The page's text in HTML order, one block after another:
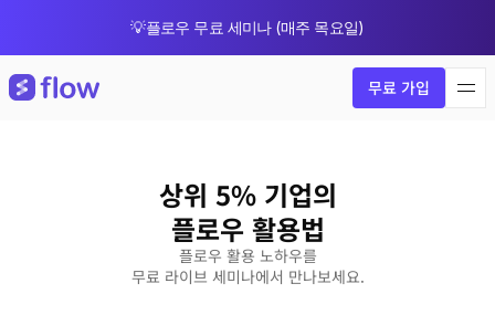
💡플로우 무료 세미나 (매주 목요일)
무료 가입
상위 5% 기업의
플로우 활용법
플로우 활용 노하우를
무료 라이브 세미나에서 만나보세요.